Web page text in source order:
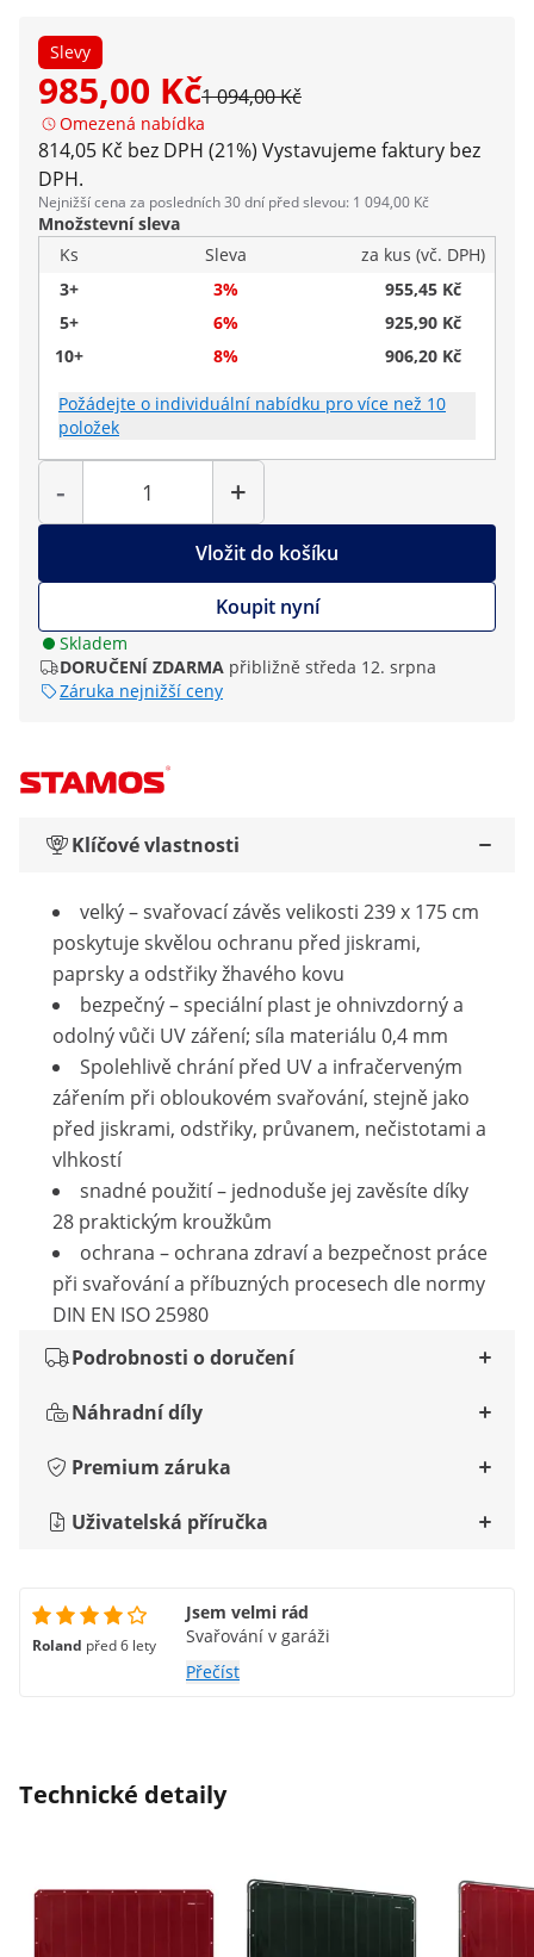
Slevy
985,00 Kč1 094,00 Kč
Omezená nabídka
814,05 Kč bez DPH (21%) Vystavujeme faktury bez
DPH.
Nejnižší cena za posledních 30 dní před slevou: 1 094,00 Kč
Množstevní sleva
Ks
Sleva
za kus (vč. DPH)
3+
3%
955,45 Kč
5+
6%
925,90 Kč
10+
8% 906,20 Kč
Požádejte o individuální nabídku pro více než 10
položek
-
Počet
+
Vložit do košíku
Koupit nyní
Skladem
DORUČENÍ ZDARMA přibližně středa 12. srpna
Záruka nejnižší ceny
Klíčové vlastnosti
velký – svařovací závěs velikosti 239 x 175 cm
poskytuje skvělou ochranu před jiskrami,
paprsky a odstřiky žhavého kovu
bezpečný – speciální plast je ohnivzdorný a
odolný vůči UV záření; síla materiálu 0,4 mm
Spolehlivě chrání před UV a infračerveným
zářením při obloukovém svařování, stejně jako
před jiskrami, odstřiky, průvanem, nečistotami a
vlhkostí
snadné použití – jednoduše jej zavěsíte díky
28 praktickým kroužkům
ochrana – ochrana zdraví a bezpečnost práce
při svařování a příbuzných procesech dle normy
DIN EN ISO 25980
Podrobnosti o doručení
Náhradní díly
Premium záruka
Uživatelská příručka
Roland před 6 lety
Jsem velmi rád
Svařování v garáži
Přečíst
Technické detaily